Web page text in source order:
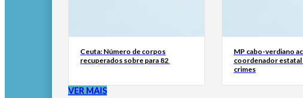
Ceuta: Número de corpos
recuperados sobre para 82
MP cabo-verdiano
coordenador estatal
crimes
VER MAIS